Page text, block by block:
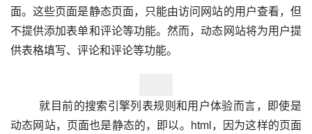
面。这些页面是静态页面，只能由访问网站的用户查看，但
不提供添加表单和评论等功能。然而，动态网站将为用户提
供表格填写、评论和评论等功能。
动态网站，页面也是静态的，即以。html，因为这样的页面